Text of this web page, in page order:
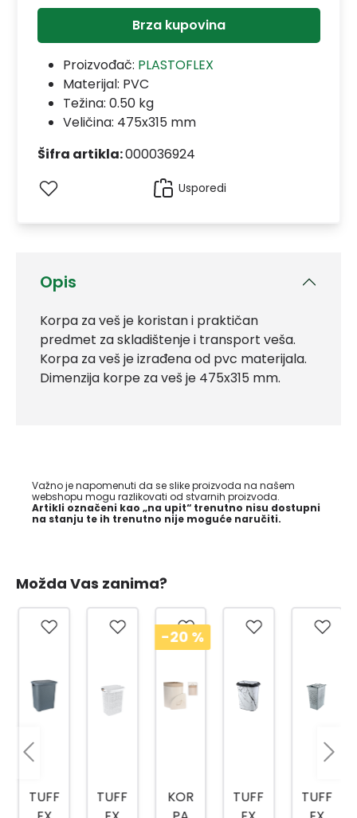
Opis
Korpa za veš je koristan i praktičan
predmet za skladištenje i transport veša.
Korpa za veš je izrađena od pvc materijala.
Dimenzija korpe za veš je 475x315 mm.
Važno je napomenuti da se slike proizvoda na našem
webshopu mogu razlikovati od stvarnih proizvoda.
Artikli označeni kao „na upit“ trenutno nisu dostupni
na stanju te ih trenutno nije moguće naručiti.
Brza kupovina
Proizvođač: PLASTOFLEX
Materijal: PVC
Težina: 0.50 kg
Veličina: 475x315 mm
Šifra artikla:000036924
Usporedi
Možda Vas zanima?
TUFF
TUFF
-20 %
KOR
TUFF
TUFF